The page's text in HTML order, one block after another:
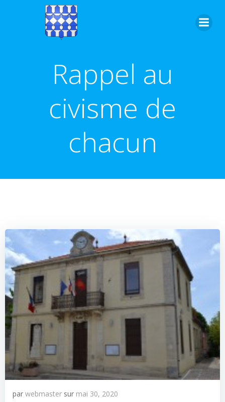
Rappel au
civisme de
chacun
par webmaster sur mai 30, 2020